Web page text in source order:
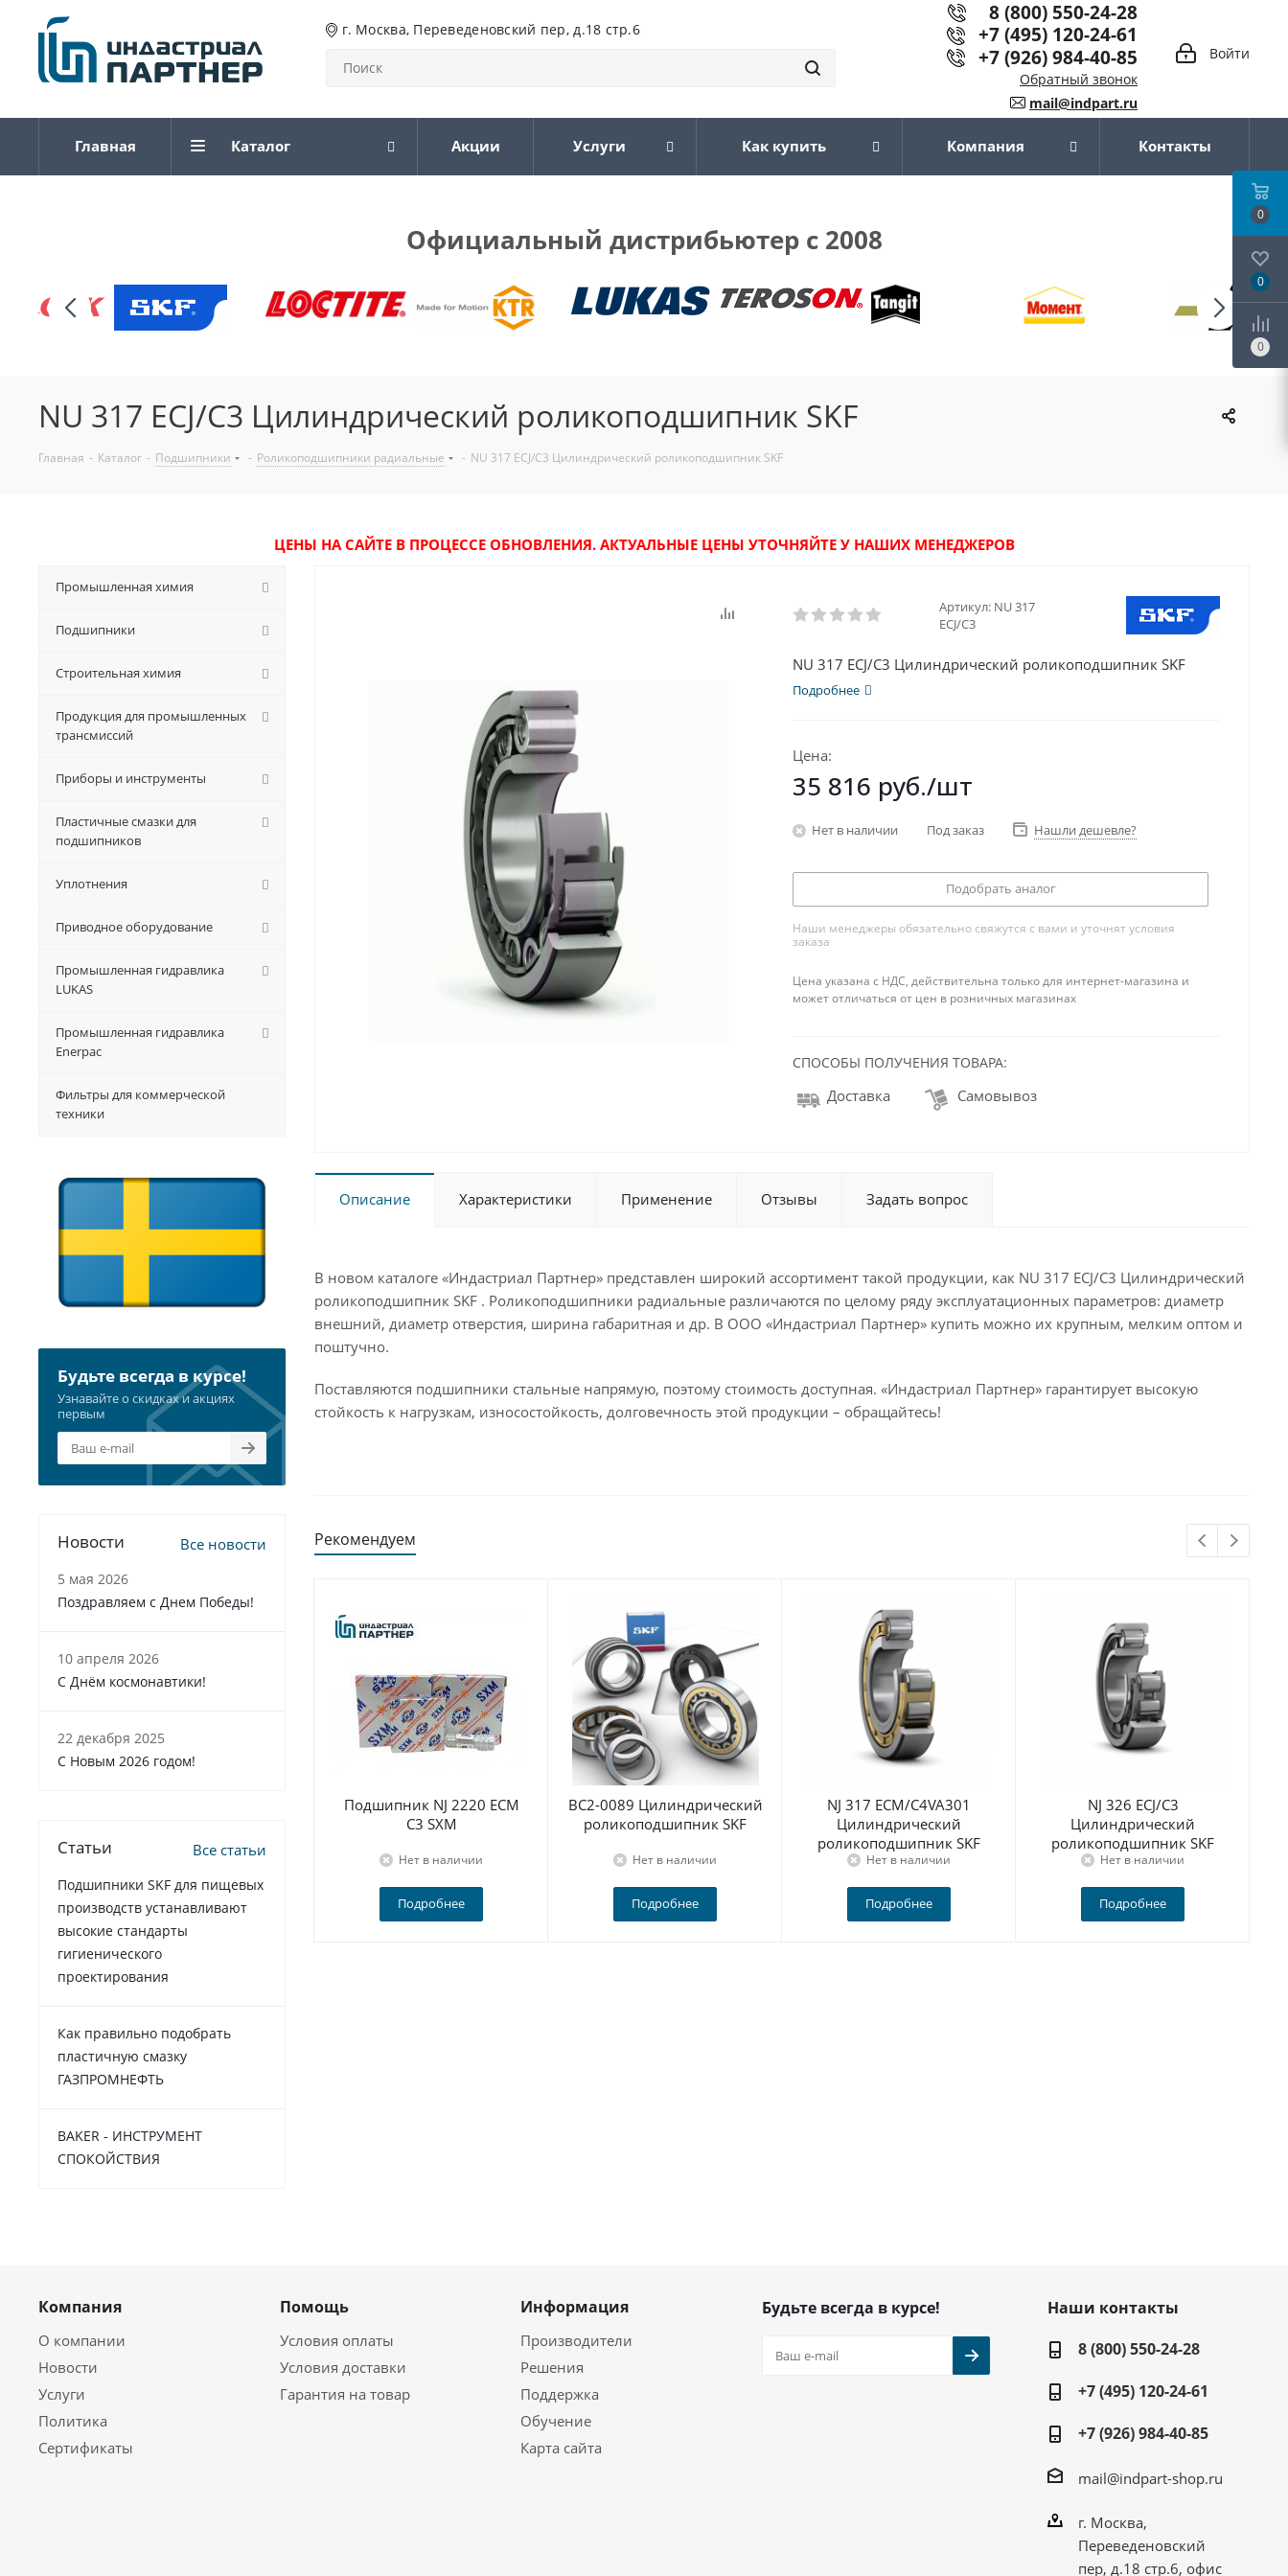
г. Москва, Переведеновский пер, д.18 стр.6
Войти
8 (800) 550-24-28
+7 (495) 120-24-61
+7 (926) 984-40-85
Обратный звонок
mail@indpart.ru
Главная Каталог Акции Услуги Как купить Компания Контакты
Официальный дистрибьютер с 2008
NU 317 ECJ/C3 Цилиндрический роликоподшипник SKF
Главная - Каталог - Подшипники - Роликоподшипники радиальные - NU 317 ECJ/C3 Цилиндрический роликоподшипник SKF
ЦЕНЫ НА САЙТЕ В ПРОЦЕССЕ ОБНОВЛЕНИЯ. АКТУАЛЬНЫЕ ЦЕНЫ УТОЧНЯЙТЕ У НАШИХ МЕНЕДЖЕРОВ
Артикул: NU 317
ECJ/C3
NU 317 ECJ/C3 Цилиндрический роликоподшипник SKF
Подробнее
Цена:
35 816 руб./шт
Нет в наличии Под заказ Нашли дешевле?
Подобрать аналог
Наши менеджеры обязательно свяжутся с вами и уточнят условия
заказа
Цена указана с НДС, действительна только для интернет-магазина и
может отличаться от цен в розничных магазинах
СПОСОБЫ ПОЛУЧЕНИЯ ТОВАРА:
Доставка Самовывоз
Описание Характеристики Применение Отзывы Задать вопрос
В новом каталоге «Индастриал Партнер» представлен широкий ассортимент такой продукции, как NU 317 ECJ/C3 Цилиндрический
роликоподшипник SKF . Роликоподшипники радиальные различаются по целому ряду эксплуатационных параметров: диаметр
внешний, диаметр отверстия, ширина габаритная и др. В ООО «Индастриал Партнер» купить можно их крупным, мелким оптом и
поштучно.
Поставляются подшипники стальные напрямую, поэтому стоимость доступная. «Индастриал Партнер» гарантирует высокую
стойкость к нагрузкам, износостойкость, долговечность этой продукции – обращайтесь!
Рекомендуем
Подшипник NJ 2220 ECM
C3 SXM
Нет в наличии
Подробнее
BC2-0089 Цилиндрический
роликоподшипник SKF
Нет в наличии
Подробнее
NJ 317 ECM/C4VA301
Цилиндрический
роликоподшипник SKF
Нет в наличии
Подробнее
NJ 326 ECJ/C3
Цилиндрический
роликоподшипник SKF
Нет в наличии
Подробнее
Промышленная химия
Подшипники
Строительная химия
Продукция для промышленных
трансмиссий
Приборы и инструменты
Пластичные смазки для
подшипников
Уплотнения
Приводное оборудование
Промышленная гидравлика
LUKAS
Промышленная гидравлика
Enerpac
Фильтры для коммерческой
техники
Будьте всегда в курсе!
Узнавайте о скидках и акциях
первым
Новости Все новости
5 мая 2026
Поздравляем с Днем Победы!
10 апреля 2026
С Днём космонавтики!
22 декабря 2025
C Новым 2026 годом!
Статьи Все статьи
Подшипники SKF для пищевых
производств устанавливают
высокие стандарты
гигиенического
проектирования
Как правильно подобрать
пластичную смазку
ГАЗПРОМНЕФТЬ
BAKER - ИНСТРУМЕНТ
СПОКОЙСТВИЯ
Компания
О компании
Новости
Услуги
Политика
Сертификаты
Помощь
Условия оплаты
Условия доставки
Гарантия на товар
Информация
Производители
Решения
Поддержка
Обучение
Карта сайта
Будьте всегда в курсе!
Наши контакты
8 (800) 550-24-28
+7 (495) 120-24-61
+7 (926) 984-40-85
mail@indpart-shop.ru
г. Москва,
Переведеновский
пер, д.18 стр.6, офис
0
0
0